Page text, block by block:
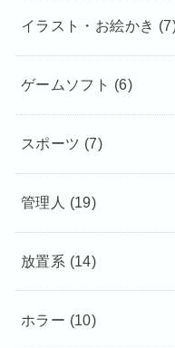
イラスト・お絵かき
ゲームソフト (6)
スポーツ (7)
管理人 (19)
放置系 (14)
ホラー (10)